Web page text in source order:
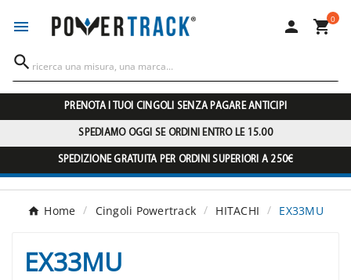
  0

PRENOTA I TUOI CINGOLI SENZA PAGARE ANTICIPI
SPEDIAMO OGGI SE ORDINI ENTRO LE 15.00
SPEDIZIONE GRATUITA PER ORDINI SUPERIORI A 250€
Home Cingoli Powertrack HITACHI EX33MU
EX33MU